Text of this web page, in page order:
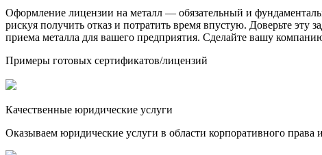
Оформление лицензии на металл — обязательный и
рискуя получить отказ и потратить время впустую. Доверьте
приема металла для вашего предприятия. Сделайте вашу
Примеры готовых сертификатов/лицензий
Качественные юридические услуги
Оказываем юридические услуги в области корпоративного